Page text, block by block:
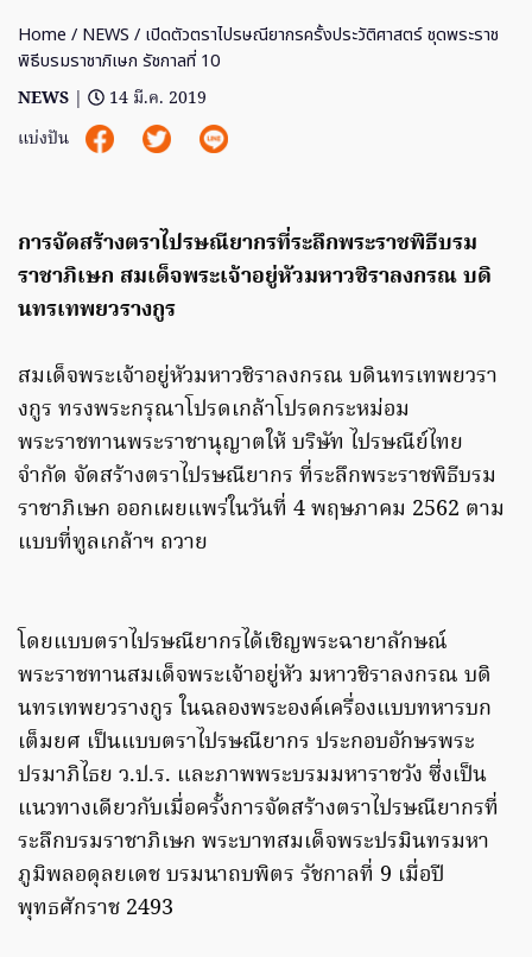
Home / NEWS / เปิดตัวตราไปรษณียากรครั้งประวัติศาสตร์ ชุดพระราช
พิธีบรมราชาภิเษก รัชกาลที่ 10
NEWS |
14 มี.ค. 2019
แบ่งปัน
การจัดสร้างตราไปรษณียากรที่ระลึกพระราชพิธีบรม
ราชาภิเษก สมเด็จพระเจ้าอยู่หัวมหาวชิราลงกรณ บดิ
นทรเทพยวรางกูร
สมเด็จพระเจ้าอยู่หัวมหาวชิราลงกรณ บดินทรเทพยวรา
งกูร ทรงพระกรุณาโปรดเกล้าโปรดกระหม่อม
พระราชทานพระราชานุญาตให้ บริษัท ไปรษณีย์ไทย
จำกัด จัดสร้างตราไปรษณียากร ที่ระลึกพระราชพิธีบรม
ราชาภิเษก ออกเผยแพร่ในวันที่ 4 พฤษภาคม 2562 ตาม
แบบที่ทูลเกล้าฯ ถวาย
โดยแบบตราไปรษณียากรได้เชิญพระฉายาลักษณ์
พระราชทานสมเด็จพระเจ้าอยู่หัว มหาวชิราลงกรณ บดิ
นทรเทพยวรางกูร ในฉลองพระองค์เครื่องแบบทหารบก
เต็มยศ เป็นแบบตราไปรษณียากร ประกอบอักษรพระ
ปรมาภิไธย ว.ป.ร. และภาพพระบรมมหาราชวัง ซึ่งเป็น
แนวทางเดียวกับเมื่อครั้งการจัดสร้างตราไปรษณียากรที่
ระลึกบรมราชาภิเษก พระบาทสมเด็จพระปรมินทรมหา
ภูมิพลอดุลยเดช บรมนาถบพิตร รัชกาลที่ 9 เมื่อปี
พุทธศักราช 2493